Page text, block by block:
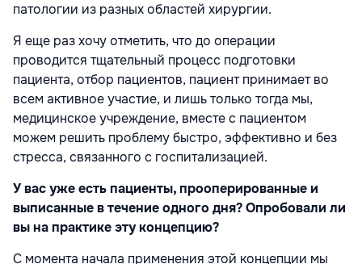
патологии из разных областей хирургии.
Я еще раз хочу отметить, что до операции
проводится тщательный процесс подготовки
пациента, отбор пациентов, пациент принимает во
всем активное участие, и лишь только тогда мы,
медицинское учреждение, вместе с пациентом
можем решить проблему быстро, эффективно и без
стресса, связанного с госпитализацией.
У вас уже есть пациенты, прооперированные и
выписанные в течение одного дня? Опробовали ли
вы на практике эту концепцию?
С момента начала применения этой концепции мы